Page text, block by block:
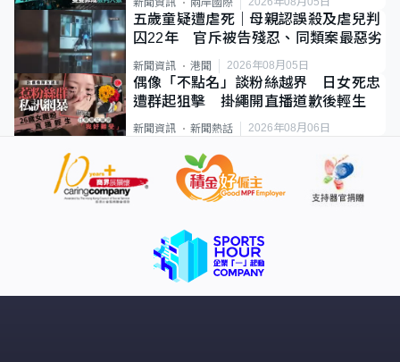
新聞資訊 兩岸國際
五歲童疑遭虐死｜母親認誤殺及虐兒判
囚22年 官斥被告殘忍、同類案最惡劣
新聞資訊 港聞 2026年08月05日
偶像「不點名」談粉絲越界 日女死忠
遭群起狙擊 掛繩開直播道歉後輕生
新聞資訊 新聞熱話 2026年08月06日